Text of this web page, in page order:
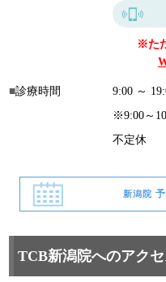
※た
診療時間
9:00 ～
※9:00～
不定休
新潟院
TCB新潟院へのアクセ